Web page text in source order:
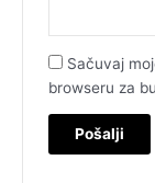
Sačuvaj
browseru za